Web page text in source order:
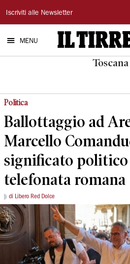
Il
Tirreno
Iscriviti alle Newsletter
MENU
Toscana
Politica
Ballottaggio ad
Marcello
significato politico
telefonata romana
di Libero Red Dolce